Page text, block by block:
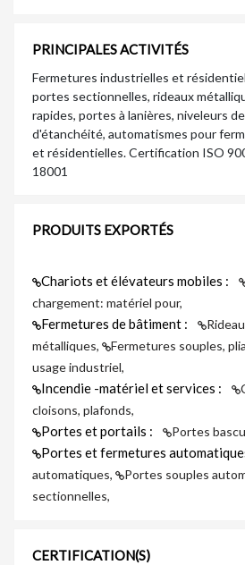
PRINCIPALES ACTIVITÉS
Fermetures industrielles et
portes sectionnelles, rideaux
rapides, portes à lanières, niveleurs
d'étanchéité, automatismes pour
et résidentielles. Certification ISO
18001
PRODUITS EXPORTÉS
Chariots et élévateurs mobiles :
chargement: matériel pour,
Fermetures de bâtiment :
métalliques,
Fermetures souples,
usage industriel,
Incendie -matériel et services :
cloisons, plafonds,
Portes et portails : Portes
Portes et fermetures
automatiques,
Portes souples
sectionnelles,
CERTIFICATION(S)